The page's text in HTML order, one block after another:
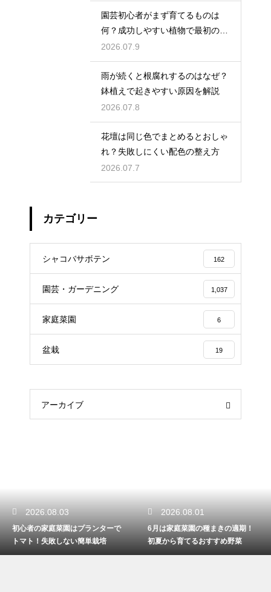
園芸初心者がまず育てるものは
何？成功しやすい植物で最初の一
歩を踏み出そう
2026.07.9
雨が続くと根腐れするのはなぜ？
鉢植えで起きやすい原因を解説
2026.07.8
花壇は同じ色でまとめるとおしゃ
れ？失敗しにくい配色の整え方
2026.07.7
カテゴリー
シャコバサボテン 162
園芸・ガーデニング 1,037
家庭菜園 6
盆栽 19
アーカイブ
2026.08.01
6月は家庭菜園の種まきの適期！
初夏から育てるおすすめ野菜
2026.07.30
4月に種まきする家庭菜園のおす
すめ！春から育てる美味野菜